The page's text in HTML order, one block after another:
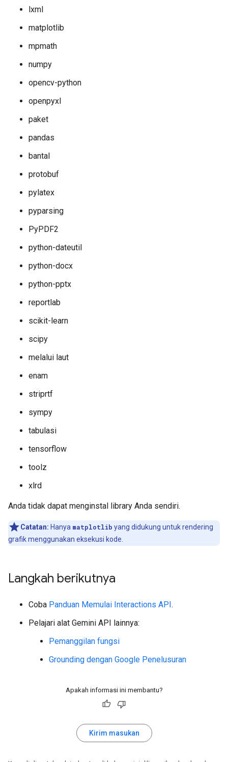
lxml
matplotlib
mpmath
numpy
opencv-python
openpyxl
paket
pandas
bantal
protobuf
pylatex
pyparsing
PyPDF2
python-dateutil
python-docx
python-pptx
reportlab
scikit-learn
scipy
melalui laut
enam
striprtf
sympy
tabulasi
tensorflow
toolz
xlrd
Anda tidak dapat menginstal library Anda sendiri.
Catatan: Hanya matplotlib yang didukung untuk rendering
grafik menggunakan eksekusi kode.
Langkah berikutnya
Coba Panduan Memulai Interactions API .
Pelajari alat Gemini API lainnya:
Pemanggilan fungsi
Grounding dengan Google Penelusuran
Apakah informasi ini membantu?
Kirim masukan